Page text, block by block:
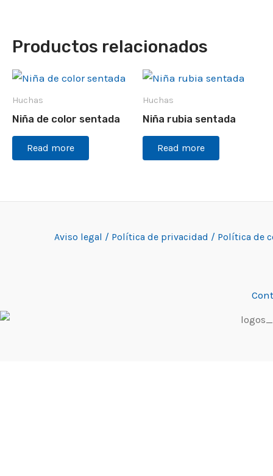
Productos relacionados
Huchas
Niña de color sentada
Read more
Huchas
Niña rubia sentada
Read more
Aviso legal / Política de privacidad / Política de